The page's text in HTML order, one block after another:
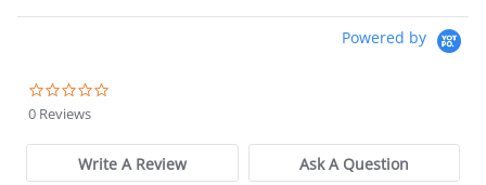
Powered by
0 Reviews
Write A Review Ask A Question